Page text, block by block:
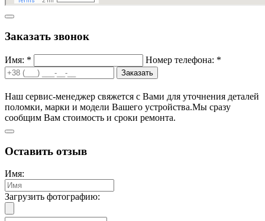
Заказать звонок
Имя: * Номер телефона: *
Заказать
Наш сервис-менеджер свяжется с Вами для уточнения деталей
поломки, марки и модели Вашего устройства.Мы сразу
сообщим Вам стоимость и сроки ремонта.
Оставить отзыв
Имя:
Загрузить фотографию: